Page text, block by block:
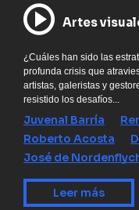
Artes
¿Cuáles han sido las
profunda crisis que
artistas, galeristas y
resistido los desafíos...
Juvenal Barría
Roberto Acosta
José de
Leer más